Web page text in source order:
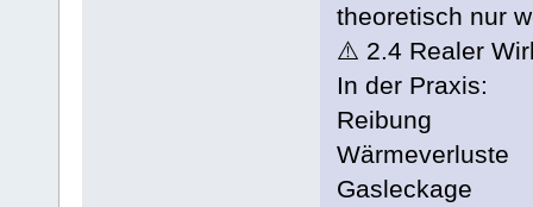
theoretisch nur
⚠️ 2.4 Realer
In der Praxis:
Reibung
Wärmeverluste
Gasleckage